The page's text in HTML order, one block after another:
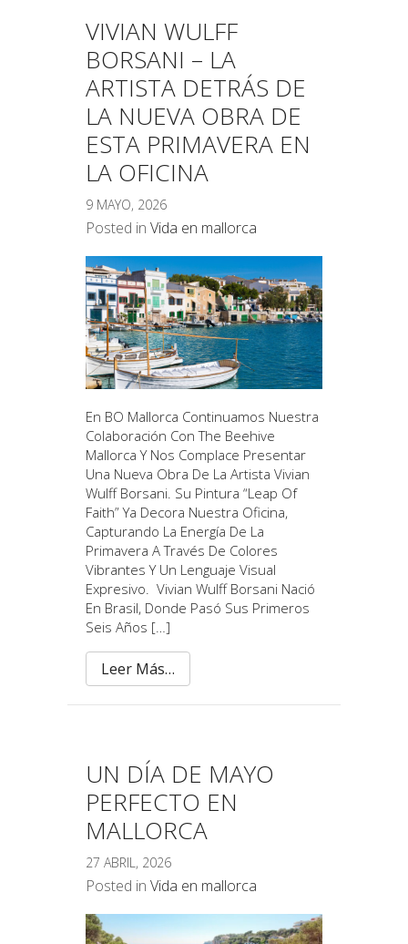
VIVIAN WULFF
BORSANI – LA
ARTISTA DETRÁS DE
LA NUEVA OBRA DE
ESTA PRIMAVERA EN
LA OFICINA
9 MAYO, 2026
Posted in Vida en mallorca
En BO Mallorca Continuamos Nuestra
Colaboración Con The Beehive
Mallorca Y Nos Complace Presentar
Una Nueva Obra De La Artista Vivian
Wulff Borsani. Su Pintura “Leap Of
Faith” Ya Decora Nuestra Oficina,
Capturando La Energía De La
Primavera A Través De Colores
Vibrantes Y Un Lenguaje Visual
Expresivo. Vivian Wulff Borsani Nació
En Brasil, Donde Pasó Sus Primeros
Seis Años […]
Leer Más…
UN DÍA DE MAYO
PERFECTO EN
MALLORCA
27 ABRIL, 2026
Posted in Vida en mallorca